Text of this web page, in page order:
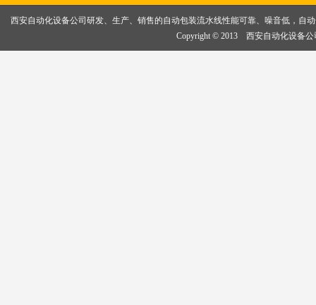
西安自动化设备公司研发、生产、销售的自动包装流水线性能可靠、噪音低， 自
Copyright © 2013 西安自动化设备